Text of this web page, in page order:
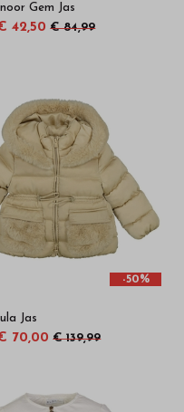
Gem Jas
42,50 € 84,99
-50%
Jas
70,00 € 139,99